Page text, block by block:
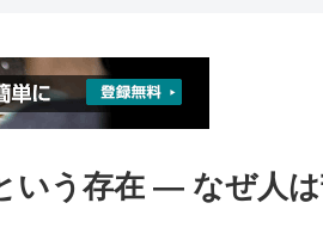
いう存在 ― なぜ人